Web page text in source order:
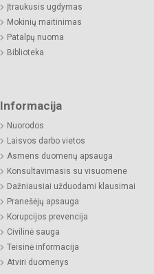
Įtraukusis ugdymas
Mokinių maitinimas
Patalpų nuoma
Biblioteka
Informacija
Nuorodos
Laisvos darbo vietos
Asmens duomenų apsauga
Konsultavimasis su visuomene
Dažniausiai užduodami klausimai
Pranešėjų apsauga
Korupcijos prevencija
Civilinė sauga
Teisinė informacija
Atviri duomenys